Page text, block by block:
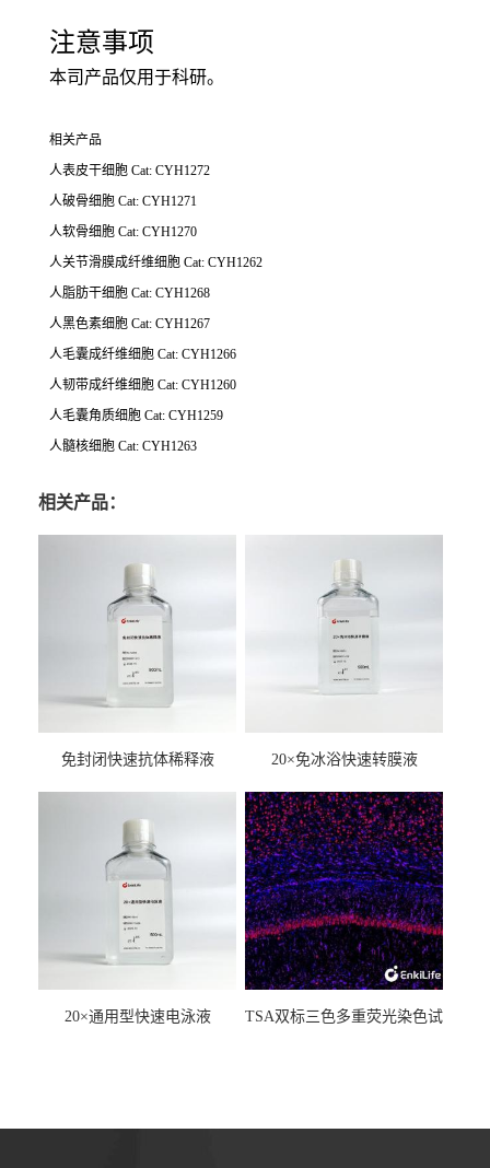
注意事项
本司产品仅用于科研。
相关产品
人表皮干细胞 Cat: CYH1272
人破骨细胞 Cat: CYH1271
人软骨细胞 Cat: CYH1270
人关节滑膜成纤维细胞 Cat: CYH1262
人脂肪干细胞 Cat: CYH1268
人黑色素细胞 Cat: CYH1267
人毛囊成纤维细胞 Cat: CYH1266
人韧带成纤维细胞 Cat: CYH1260
人毛囊角质细胞 Cat: CYH1259
人髓核细胞 Cat: CYH1263
相关产品：
免封闭快速抗体稀释液 20×免冰浴快速转膜液
20×通用型快速电泳液
TSA双标三色多重荧光染色试